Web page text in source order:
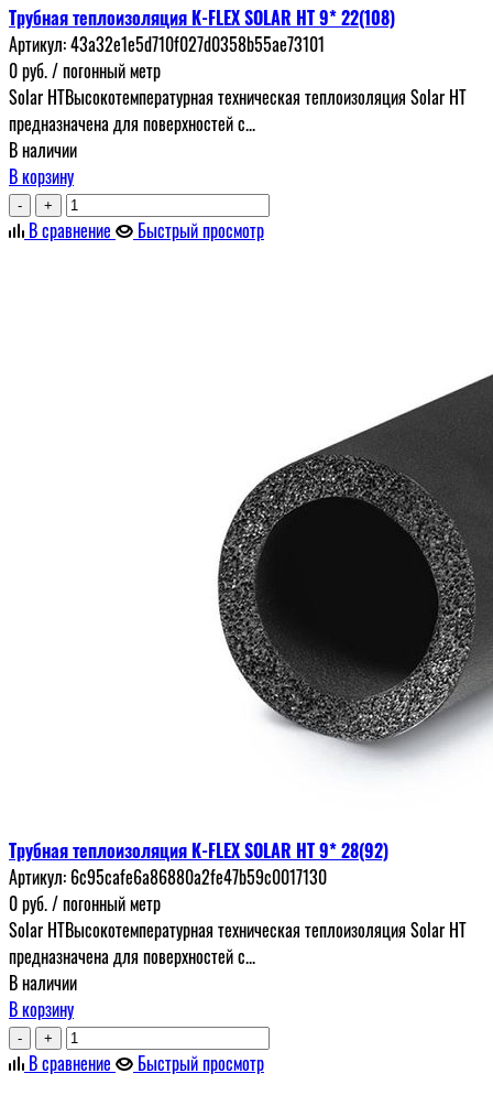
Трубная теплоизоляция K-FLEX SOLAR HT 9* 22(108)
Артикул:43a32e1e5d710f027d0358b55ae73101
0руб./ погонный метр
Solar HTВысокотемпературная техническая теплоизоляция Solar HT
предназначена для поверхностей с...
В наличии
В корзину
- +
В сравнение Быстрый просмотр
Трубная теплоизоляция K-FLEX SOLAR HT 9* 28(92)
Артикул: 6c95cafe6a86880a2fe47b59c0017130
0руб./ погонный метр
Solar HTВысокотемпературная техническая теплоизоляция Solar HT
предназначена для поверхностей с...
В наличии
В корзину
- +
В сравнение Быстрый просмотр